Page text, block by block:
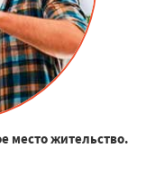
место жительство.